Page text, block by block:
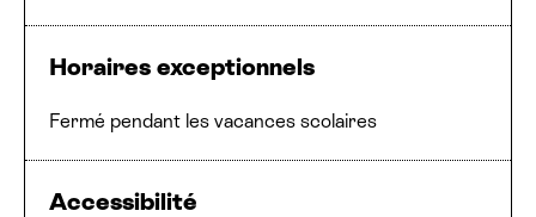
Horaires exceptionnels
Fermé pendant les vacances scolaires
Accessibilité